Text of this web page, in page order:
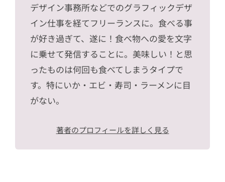
デザイン事務所などでのグラフィックデザ
イン仕事を経てフリーランスに。食べる事
が好き過ぎて、遂に！食べ物への愛を文字
に乗せて発信することに。美味しい！と思
ったものは何回も食べてしまうタイプで
す。特にいか・エビ・寿司・ラーメンに目
がない。
著者のプロフィールを詳しく見る